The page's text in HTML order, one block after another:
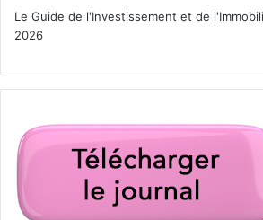
Le Guide de l'Investissement et de
2026